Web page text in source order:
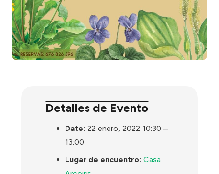
Detalles de Evento
Date: 22 enero, 2022 10:30 –
13:00
Lugar de encuentro: Casa